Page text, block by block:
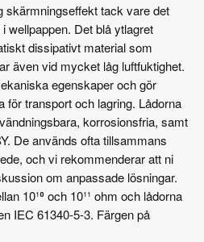
skärmningseffekt tack vare det
wellpappen. Det blå ytlagret
dissipativt material som
även vid mycket låg luftfuktighet.
egenskaper och gör
för transport och lagring. Lådorna
korrosionsfria, samt
De används ofta tillsammans
och vi rekommenderar att ni
om anpassade lösningar.
10¹⁰ och 10¹¹ ohm och lådorna
IEC 61340-5-3. Färgen på